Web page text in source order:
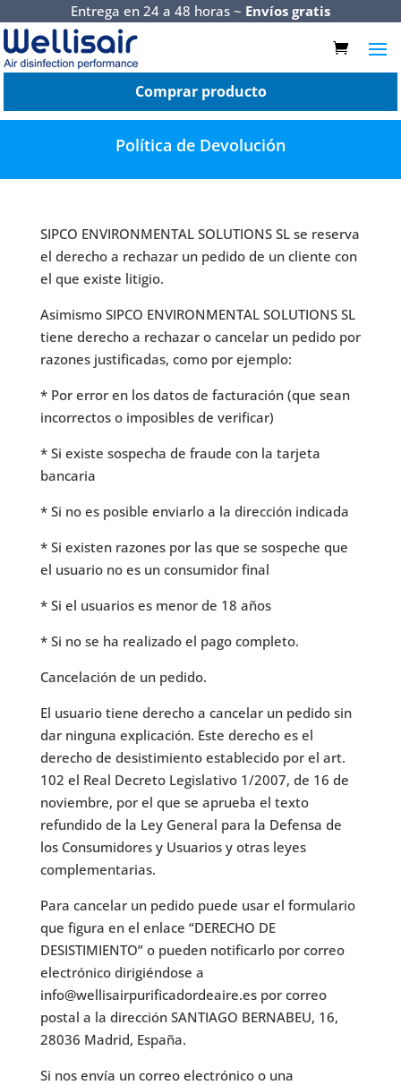
Entrega en 24 a 48 horas ~ Envíos gratis
Comprar producto
Política de Devolución
SIPCO ENVIRONMENTAL SOLUTIONS SL se reserva
el derecho a rechazar un pedido de un cliente con
el que existe litigio.
Asimismo SIPCO ENVIRONMENTAL SOLUTIONS SL
tiene derecho a rechazar o cancelar un pedido por
razones justificadas, como por ejemplo:
* Por error en los datos de facturación (que sean
incorrectos o imposibles de verificar)
* Si existe sospecha de fraude con la tarjeta
bancaria
* Si no es posible enviarlo a la dirección indicada
* Si existen razones por las que se sospeche que
el usuario no es un consumidor final
* Si el usuarios es menor de 18 años
* Si no se ha realizado el pago completo.
Cancelación de un pedido.
El usuario tiene derecho a cancelar un pedido sin
dar ninguna explicación. Este derecho es el
derecho de desistimiento establecido por el art.
102 el Real Decreto Legislativo 1/2007, de 16 de
noviembre, por el que se aprueba el texto
refundido de la Ley General para la Defensa de
los Consumidores y Usuarios y otras leyes
complementarias.
Para cancelar un pedido puede usar el formulario
que figura en el enlace “DERECHO DE
DESISTIMIENTO” o pueden notificarlo por correo
electrónico dirigiéndose a
info@wellisairpurificadordeaire.es por correo
postal a la dirección SANTIAGO BERNABEU, 16,
28036 Madrid, España.
Si nos envía un correo electrónico o una